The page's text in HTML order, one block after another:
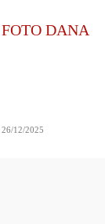
FOTO DANA
26/12/2025